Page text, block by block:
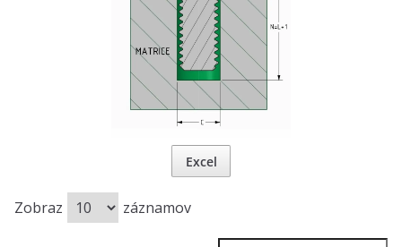
Excel
Zobraz záznamov